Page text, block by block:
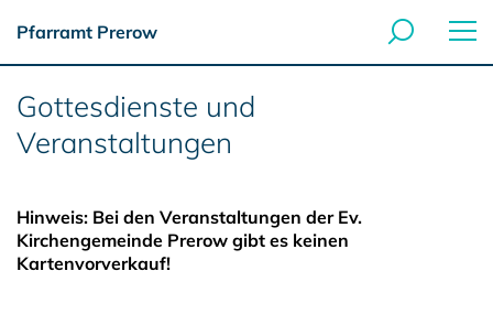
Pfarramt Prerow
Gottesdienste und
Veranstaltungen
Hinweis: Bei den Veranstaltungen der Ev.
Kirchengemeinde Prerow gibt es keinen
Kartenvorverkauf!